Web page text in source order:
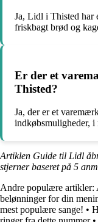
Ja, Lidl i Thisted har
friskbagt brød og
Er der et
Thisted?
Ja, der er et
indkøbsmuligheder,
Artiklen Guide til Lidl
stjerner baseret på 5
Andre populære artikler:
belønninger for din
mest populære sange! •